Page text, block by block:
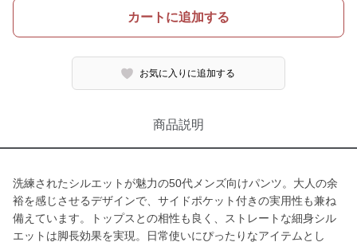
カートに追加する
お気に入りに追加する
商品説明
洗練されたシルエットが魅力の50代メンズ向けパンツ。大人の余
裕を感じさせるデザインで、サイドポケット付きの実用性も兼ね
備えています。トップスとの相性も良く、ストレートな細身シル
エットは脚長効果を実現。日常使いにぴったりなアイテムとし